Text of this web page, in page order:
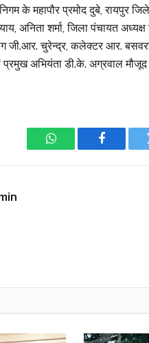
के महापौर प्रमोद दुबे, रायपुर
अनिता शर्मा, जिला पंचायत
जी.आर. चुरेन्द्र, कलेक्टर आर.
प्रमुख अभियंता डी.के. अग्रवाल
WhatsAppFacebook